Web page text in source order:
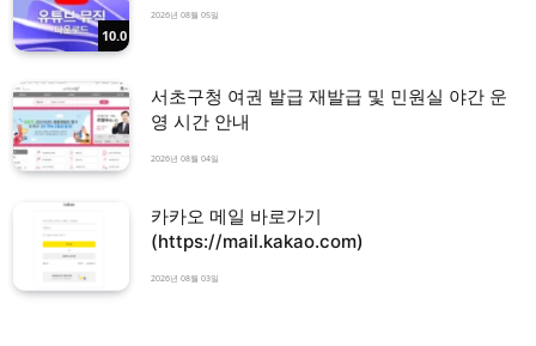
10.0
2026년 08월 05일
서초구청 여권 발급 재발급 및 민원실 야간 운
영 시간 안내
2026년 08월 04일
카카오 메일 바로가기
(https://mail.kakao.com)
2026년 08월 03일